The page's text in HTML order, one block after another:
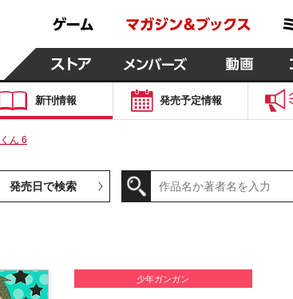
新刊情報 発売予定情報
ん 6
発売日で検索
少年ガンガン